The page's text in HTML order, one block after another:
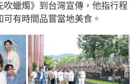
吹蠟燭》到台灣宣傳，他指行程
有時間品嘗當地美食。